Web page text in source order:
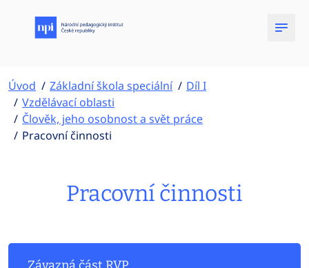
Úvod Základní škola speciální
Díl I
Vzdělávací oblasti
Člověk, jeho osobnost a svět práce
Pracovní činnosti
Pracovní činnosti